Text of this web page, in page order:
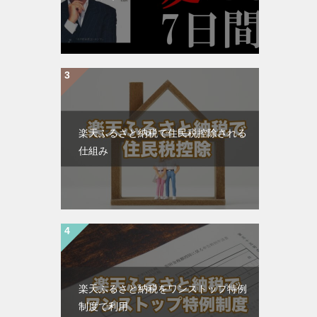
楽天ふるさと納税で住民税控除される
仕組み
楽天ふるさと納税をワンストップ特例
制度で利用